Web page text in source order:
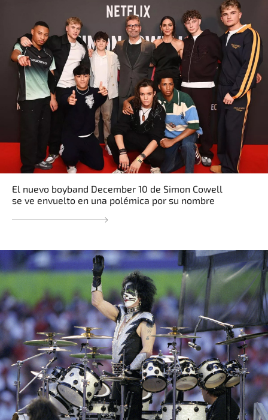
El nuevo boyband December 10 de Simon Cowell
se ve envuelto en una polémica por su nombre